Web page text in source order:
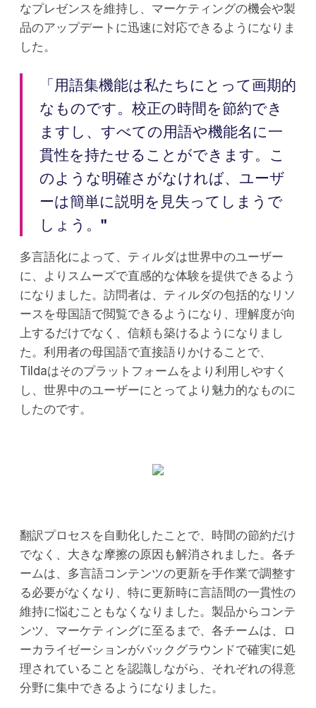
なプレゼンスを維持し、マーケティングの機会や製
品のアップデートに迅速に対応できるようになりま
した。
「用語集機能は私たちにとって画期的
なものです。校正の時間を節約でき
ますし、すべての用語や機能名に一
貫性を持たせることができます。こ
のような明確さがなければ、ユーザ
ーは簡単に説明を見失ってしまうで
しょう。"
多言語化によって、ティルダは世界中のユーザー
に、よりスムーズで直感的な体験を提供できるよう
になりました。訪問者は、ティルダの包括的なリソ
ースを母国語で閲覧できるようになり、理解度が向
上するだけでなく、信頼も築けるようになりまし
た。利用者の母国語で直接語りかけることで、
Tildaはそのプラットフォームをより利用しやすく
し、世界中のユーザーにとってより魅力的なものに
したのです。
翻訳プロセスを自動化したことで、時間の節約だけ
でなく、大きな摩擦の原因も解消されました。各チ
ームは、多言語コンテンツの更新を手作業で調整す
る必要がなくなり、特に更新時に言語間の一貫性の
維持に悩むこともなくなりました。製品からコンテ
ンツ、マーケティングに至るまで、各チームは、ロ
ーカライゼーションがバックグラウンドで確実に処
理されていることを認識しながら、それぞれの得意
分野に集中できるようになりました。